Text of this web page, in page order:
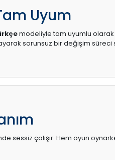
Uyum
modeliyle tam uyumlu olarak
sorunsuz bir değişim süreci
sessiz çalışır. Hem oyun